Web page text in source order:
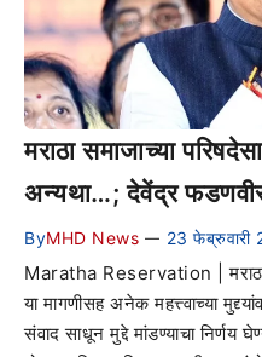
मराठा समाजाच्या
अन्यथा…; देवेंद्र
ByMHD News — 23
Maratha Reservation |
या मागणीसह अनेक महत्त्वाच्या
संवाद साधून मुद्दे मांडण्याचा